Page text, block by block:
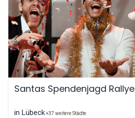
Santas Spendenjagd Rallye
in Lübeck+37 weitere Städte